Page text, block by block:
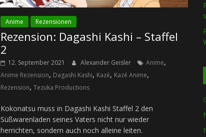
Anime Rezensionen
Rezension: Dagashi Kashi – Staffel
2
12. September 2021 Alexander Geisler Anime,
Anime Rezension, Dagashi Kashi, Kazé, Kazé Anime,
Rezension,Tezuka Productions
Kokonatsu muss in Dagashi Kashi Staffel 2 den
Süßwarenladen seines Vaters nicht nur wieder
herrichten, sondern auch noch alleine leiten.